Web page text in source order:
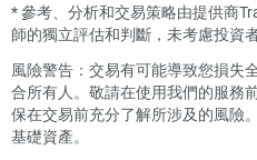
*參考、分析和交易策略由提供商
師的獨立評估和判斷，未考慮投資
風險警告：交易有可能導致您損失
合所有人。敬請在使用我們的服務
保在交易前充分了解所涉及的風險
基礎資產。